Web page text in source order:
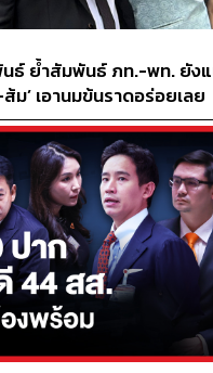
นธ์ ย้ำสัมพันธ์ ภท.-พท. ยัง
ม’ เอานมข้นราดอร่อยเลย